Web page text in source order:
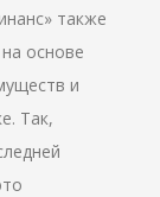
также
основе
и
Так,